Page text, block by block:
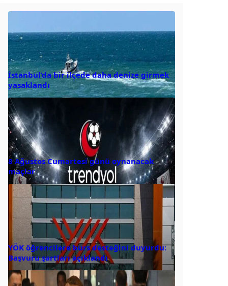
İstanbul’da bir ilçede daha denize girmek
yasaklandı
8 Ağustos Cumartesi günü oynanacak
maçlar
YÖK öğrencilere burs desteğini duyurdu:
Başvuru şartları açıklandı